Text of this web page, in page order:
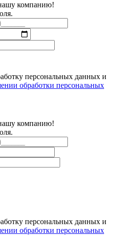
компанию!
персональных данных и
обработки персональных
компанию!
персональных данных и
обработки персональных